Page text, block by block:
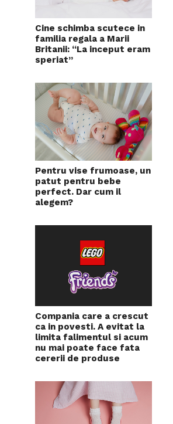
Cine schimba scutece in
familia regala a Marii
Britanii: “La inceput eram
speriat”
Pentru vise frumoase, un
patut pentru bebe
perfect. Dar cum il
alegem?
Compania care a crescut
ca in povesti. A evitat la
limita falimentul si acum
nu mai poate face fata
cererii de produse